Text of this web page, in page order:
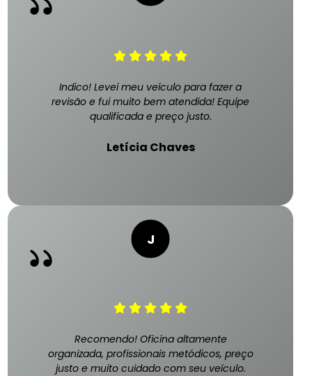
Indico! Levei meu veículo para fazer a
revisão e fui muito bem atendida! Equipe
qualificada e preço justo.
Letícia Chaves
Recomendo! Oficina altamente
organizada, profissionais metódicos, preço
justo e muito cuidado com seu veículo.